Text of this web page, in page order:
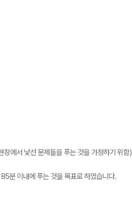
장에서 낯선 문제들을 푸는 것을 가정하기 위함)
분 이내에 푸는 것을 목표로 하였습니다.